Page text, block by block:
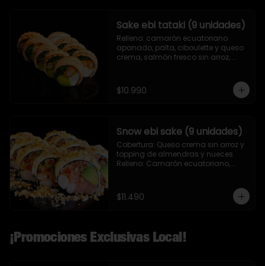
Sake ebi tataki (9 unidades)
Relleno: camarón ecuatoriano
apanado, palta, ciboulette y queso
crema, salmón fresco sin arroz,
$10.990
Snow ebi sake (9 unidades)
Cobertura: Queso crema sin arroz y
topping de almendras y nueces
Relleno: Camarón ecuatoriano,
$11.490
¡Promociones Exclusivas Local!